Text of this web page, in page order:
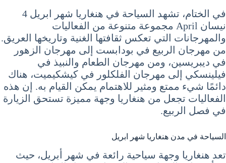
في الختام، تشهد السياحة في هنغاريا شهر ابريل 4
نيسان April مجموعة متنوعة من الفعاليات
والمهرجانات التي تعكس ثقافتها الغنية وتاريخها العريق.
من مهرجان الربيع في بودابست إلى مهرجان الزهور
في ديبريسين، ومن مهرجان الطعام والنبيذ في
فيلينسكي إلى مهرجان الفلكلور في كيشكيميت، هناك
دائمًا شيء ممتع ومثير للاهتمام يمكن القيام به. إن هذه
الفعاليات تجعل من هنغاريا وجهة مميزة تستحق الزيارة
في فصل الربيع.
السياحة في مدن هنغاريا شهر ابريل
تعد هنغاريا وجهة سياحية رائعة في شهر أبريل، حيث